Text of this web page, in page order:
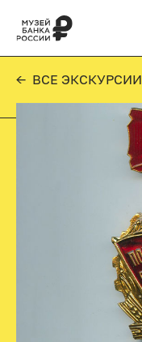
← ВСЕ ЭКСКУРСИИ